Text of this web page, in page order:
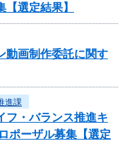
選定結果】
動画制作委託に関す
進課
フ・バランス推進キ
ポーザル募集【選定